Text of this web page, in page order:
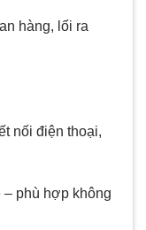
hàng, lối ra
nối điện thoại,
– phù hợp không